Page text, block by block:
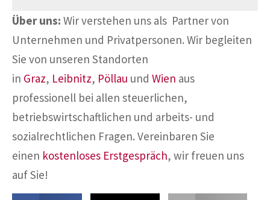
Über uns: Wir verstehen uns als Partner von
Unternehmen und Privatpersonen. Wir begleiten
Sie von unseren Standorten
in Graz, Leibnitz, Pöllau und Wien aus
professionell bei allen steuerlichen,
betriebswirtschaftlichen und arbeits- und
sozialrechtlichen Fragen. Vereinbaren Sie
einen kostenloses Erstgespräch, wir freuen uns
auf Sie!